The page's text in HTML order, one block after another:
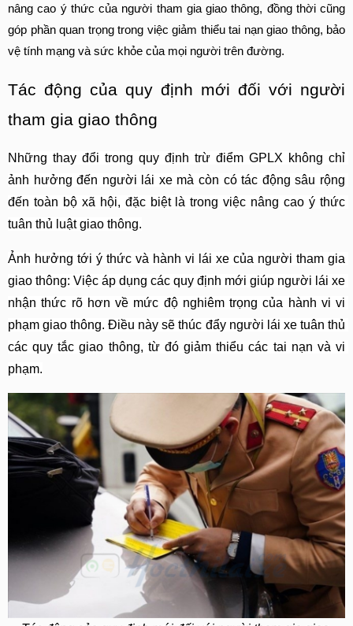
nâng cao ý thức của người tham gia giao thông, đồng thời cũng
góp phần quan trọng trong việc giảm thiểu tai nạn giao thông, bảo
vệ tính mạng và sức khỏe của mọi người trên đường.
Tác động của quy định mới đối với người
tham gia giao thông
Những thay đổi trong quy định trừ điểm GPLX không chỉ
ảnh hưởng đến người lái xe mà còn có tác động sâu rộng
đến toàn bộ xã hội, đặc biệt là trong việc nâng cao ý thức
tuân thủ luật giao thông.
Ảnh hưởng tới ý thức và hành vi lái xe của người tham gia
giao thông: Việc áp dụng các quy định mới giúp người lái xe
nhận thức rõ hơn về mức độ nghiêm trọng của hành vi vi
phạm giao thông. Điều này sẽ thúc đẩy người lái xe tuân thủ
các quy tắc giao thông, từ đó giảm thiểu các tai nạn và vi
phạm.